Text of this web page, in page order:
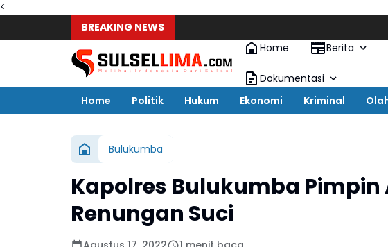
<
BREAKING NEWS
Home
Berita
Dokumentasi
Home
Politik Hukum Ekonomi Kriminal
Bulukumba
Kapolres Bulukumba
Renungan Suci